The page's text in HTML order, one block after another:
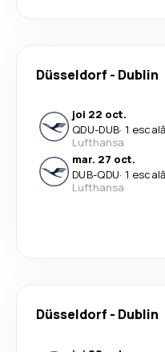
Düsseldorf - Dublin
joi 22 oct.
QDU-DUB· 1 escală
Lufthansa
mar. 27 oct.
DUB-QDU· 1 escală
Lufthansa
Düsseldorf - Dublin